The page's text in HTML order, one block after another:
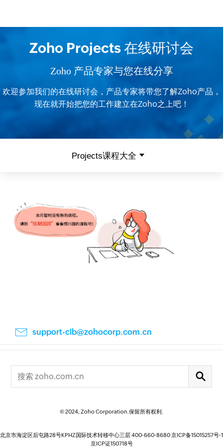
Zoho Projects 在线研讨会
Zoho 产品专家与您在线分享
欢迎参加我们的在线研讨会，产品专家将带您了解Zoho产品，
现在就开始把您的工作建立在Zoho之上吧！
support-clb@zohocorp.com.cn
© 2024, Zoho Corporation.保留所有权利.
北京市海淀区后屯路28号KPHZ国际技术转移中心三层 400-660-8680京ICP备15015257号-1
京ICP证150718号